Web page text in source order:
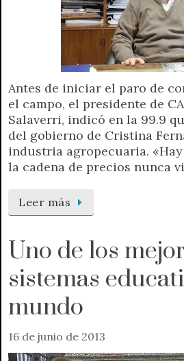
Antes de iniciar el paro de
el campo, el presidente de
Salaverri, indicó en la 99.9
del gobierno de Cristina
industria agropecuaria.
la cadena de precios nunca
Leer más
Uno de los
sistemas
mundo
16 de junio de 2013